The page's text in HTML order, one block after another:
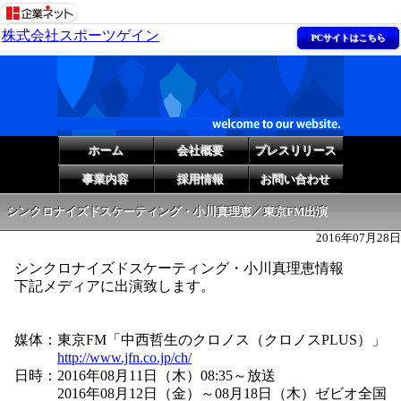
株式会社スポーツゲイン PCサイトはこちら
ホーム 会社概要 プレスリリース
事業内容 採用情報 お問い合わせ
シンクロナイズドスケーティング・小川真理恵／東京FM出演
2016年07月28日
シンクロナイズドスケーティング・小川真理恵情報
下記メディアに出演致します。
媒体：東京FM「中西哲生のクロノス（クロノスPLUS）」
http://www.jfn.co.jp/ch/
日時：2016年08月11日（木）08:35～放送
2016年08月12日（金）～08月18日（木）ゼビオ全国